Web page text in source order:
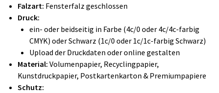
Falzart: Fensterfalz geschlossen
Druck:
ein- oder beidseitig in Farbe (4c/0 oder 4c/4c-farbig
CMYK) oder Schwarz (1c/0 oder 1c/1c-farbig Schwarz)
Upload der Druckdaten oder online gestalten
Material: Volumenpapier, Recyclingpapier,
Kunstdruckpapier, Postkartenkarton & Premiumpapiere
Schutz: